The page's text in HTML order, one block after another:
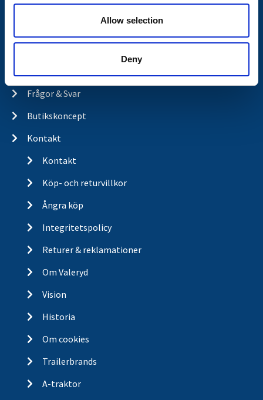
Allow selection
Deny
Nyheter
Släpvagnsfabrikat
Frågor & Svar
Butikskoncept
Kontakt
Kontakt
Köp- och returvillkor
Ångra köp
Integritetspolicy
Returer & reklamationer
Om Valeryd
Vision
Historia
Om cookies
Trailerbrands
A-traktor